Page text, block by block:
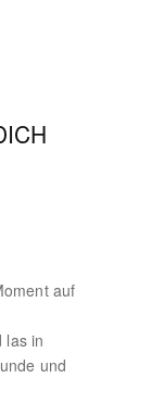
auf
las in
und